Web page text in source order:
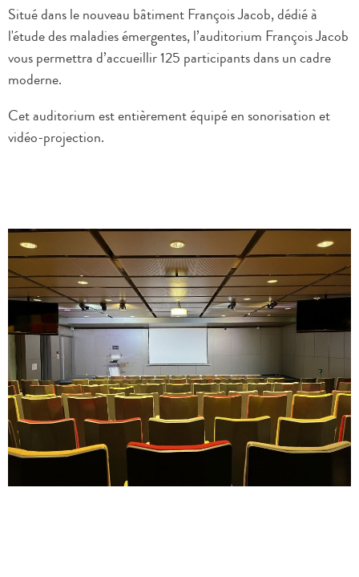
Situé dans le nouveau bâtiment François Jacob, dédié à
l'étude des maladies émergentes, l’auditorium François Jacob
vous permettra d’accueillir 125 participants dans un cadre
moderne.
Cet auditorium est entièrement équipé en sonorisation et
vidéo-projection.